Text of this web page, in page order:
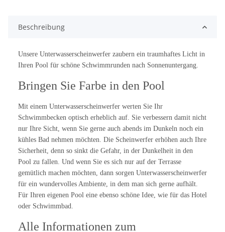
Beschreibung
Unsere Unterwasserscheinwerfer zaubern ein traumhaftes Licht in
Ihren Pool für schöne Schwimmrunden nach Sonnenuntergang.
Bringen Sie Farbe in den Pool
Mit einem Unterwasserscheinwerfer werten Sie Ihr
Schwimmbecken optisch erheblich auf. Sie verbessern damit nicht
nur Ihre Sicht, wenn Sie gerne auch abends im Dunkeln noch ein
kühles Bad nehmen möchten. Die Scheinwerfer erhöhen auch Ihre
Sicherheit, denn so sinkt die Gefahr, in der Dunkelheit in den
Pool zu fallen. Und wenn Sie es sich nur auf der Terrasse
gemütlich machen möchten, dann sorgen Unterwasserscheinwerfer
für ein wundervolles Ambiente, in dem man sich gerne aufhält.
Für Ihren eigenen Pool eine ebenso schöne Idee, wie für das Hotel
oder Schwimmbad.
Alle Informationen zum